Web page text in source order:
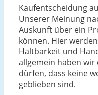
Kaufentscheidung
Unserer Meinung
Auskunft über ein
können. Hier
Haltbarkeit und
allgemein haben wir
dürfen, dass keine
geblieben sind.